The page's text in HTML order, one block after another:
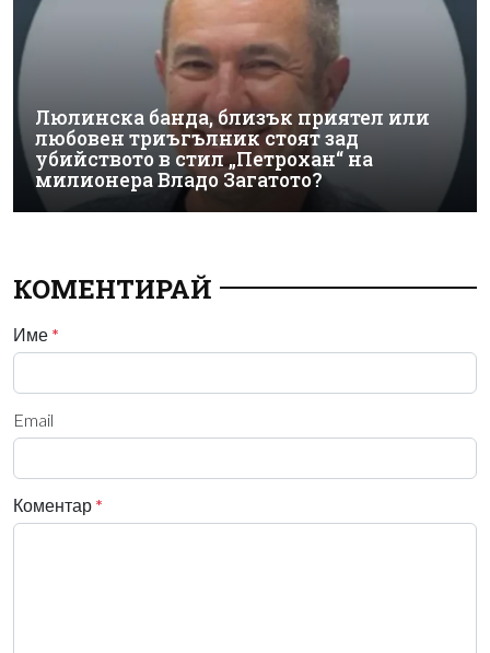
Люлинска банда, близък приятел или
любовен триъгълник стоят зад
убийството в стил „Петрохан“ на
милионера Владо Загатото?
КОМЕНТИРАЙ
Име *
Email
Коментар *